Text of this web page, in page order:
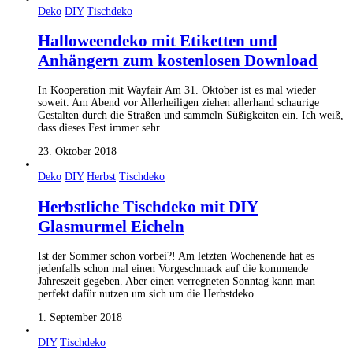
Deko DIY Tischdeko
Halloweendeko mit Etiketten und
Anhängern zum kostenlosen Download
In Kooperation mit Wayfair Am 31. Oktober ist es mal wieder
soweit. Am Abend vor Allerheiligen ziehen allerhand schaurige
Gestalten durch die Straßen und sammeln Süßigkeiten ein. Ich weiß,
dass dieses Fest immer sehr…
23. Oktober 2018
Deko DIY Herbst Tischdeko
Herbstliche Tischdeko mit DIY
Glasmurmel Eicheln
Ist der Sommer schon vorbei?! Am letzten Wochenende hat es
jedenfalls schon mal einen Vorgeschmack auf die kommende
Jahreszeit gegeben. Aber einen verregneten Sonntag kann man
perfekt dafür nutzen um sich um die Herbstdeko…
1. September 2018
DIY Tischdeko